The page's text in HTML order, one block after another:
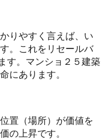
りやすく言えば、い
。これをリセールバ
す。マンショ２５建築
にあります。
置（場所）が価値を
の上昇です。